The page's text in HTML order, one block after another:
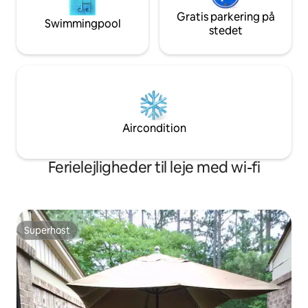
Swimmingpool
Gratis parkering på
stedet
Aircondition
Ferielejligheder til leje med wi-fi
Superhost
Superhost